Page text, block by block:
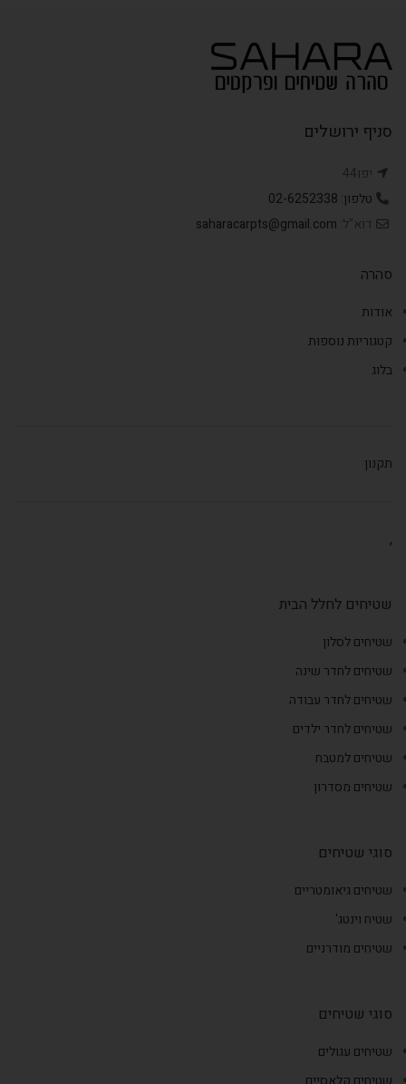
סניף ירושלים
יפו44
טלפון: 02-6252338
דוא"ל: saharacarpts@gmail.com
סהרה
אודות
קטגוריות נוספות
בלוג
תקנון
,
שטיחים לחלל הבית
שטיחים לסלון
שטיחים לחדר שינה
שטיחים לחדר עבודה
שטיחים לחדר ילדים
שטיחים למטבח
שטיחים מסדרון
סוגי שטיחים
שטיחים גיאומטריים
שטיח וינטג'
שטיחים מודרניים
סוגי שטיחים
שטיחים עגולים